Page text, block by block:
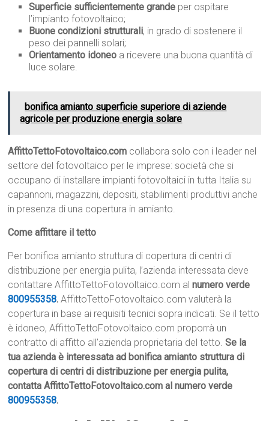
Superficie sufficientemente grande per ospitare
l’impianto fotovoltaico;
Buone condizioni strutturali, in grado di sostenere il
peso dei pannelli solari;
Orientamento idoneo a ricevere una buona quantità di
luce solare.
bonifica amianto superficie superiore di aziende
agricole per produzione energia solare
AffittoTettoFotovoltaico.com collabora solo con i leader nel
settore del fotovoltaico per le imprese: società che si
occupano di installare impianti fotovoltaici in tutta Italia su
capannoni, magazzini, depositi, stabilimenti produttivi anche
in presenza di una copertura in amianto.
Come affittare il tetto
Per bonifica amianto struttura di copertura di centri di
distribuzione per energia pulita, l’azienda interessata deve
contattare AffittoTettoFotovoltaico.com alnumero verde
800955358. AffittoTettoFotovoltaico.com valuterà la
copertura in base ai requisiti tecnici sopra indicati. Se il tetto
è idoneo, AffittoTettoFotovoltaico.com proporrà un
contratto di affitto all’azienda proprietaria del tetto.Se la
tua azienda è interessata ad bonifica amianto struttura di
copertura di centri di distribuzione per energia pulita,
contatta AffittoTettoFotovoltaico.com al numero verde
800955358.